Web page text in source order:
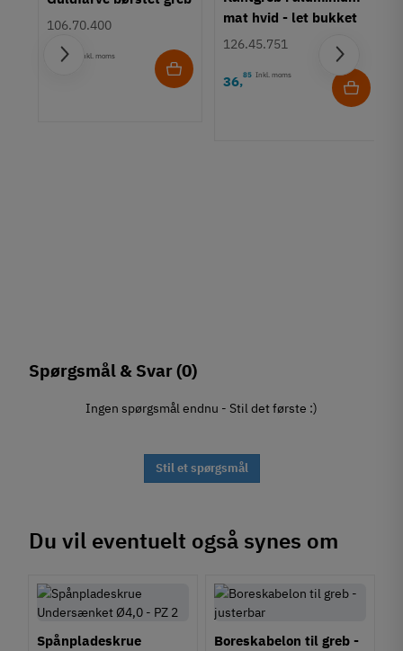
106.70.400
78,45 Inkl. moms
mat hvid - let bukket
greb
126.45.751
36,85 Inkl. moms
Spørgsmål & Svar(0)
Ingen spørgsmål endnu - Stil det første :)
Stil et spørgsmål
Du vil eventuelt også synes om
Spånpladeskrue
Boreskabelon til greb -